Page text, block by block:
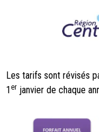
Les tarifs sont révisés
1er janvier de chaque